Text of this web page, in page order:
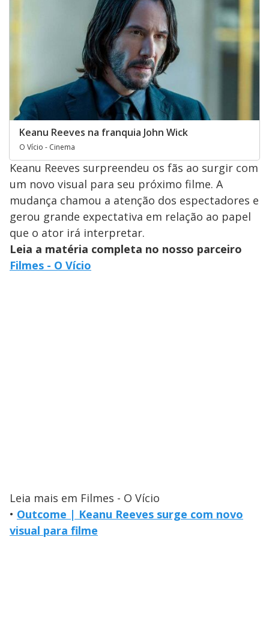
Keanu Reeves na franquia John Wick
O Vício - Cinema
Keanu Reeves surpreendeu os fãs ao surgir com
um novo visual para seu próximo filme. A
mudança chamou a atenção dos espectadores e
gerou grande expectativa em relação ao papel
que o ator irá interpretar.
Leia a matéria completa no nosso parceiro
Filmes - O Vício
Leia mais em Filmes - O Vício
• Outcome | Keanu Reeves surge com novo
visual para filme